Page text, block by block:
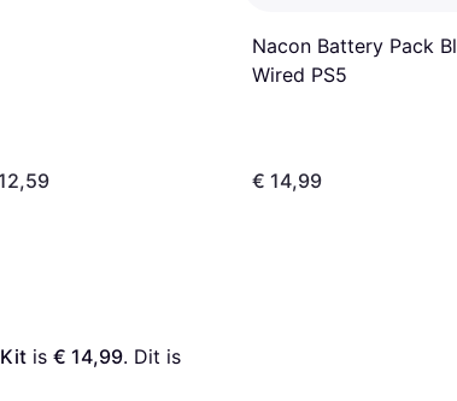
Nacon Battery Pack
Wired PS5
€ 14,99
is € 14,99. Dit is